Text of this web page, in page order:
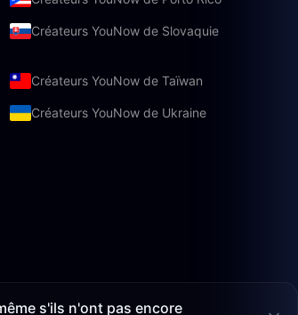
Créateurs YouNow de Slovaquie
Créateurs YouNow de Taïwan
Créateurs YouNow de Ukraine
s'ils n'ont pas encore